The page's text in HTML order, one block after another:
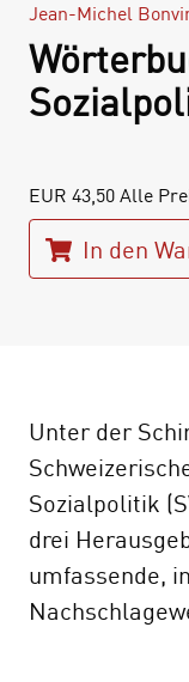
Jean-Michel
EUR 43,50 Alle
In den
Unter der
Sozialpolitik
drei
umfassende,